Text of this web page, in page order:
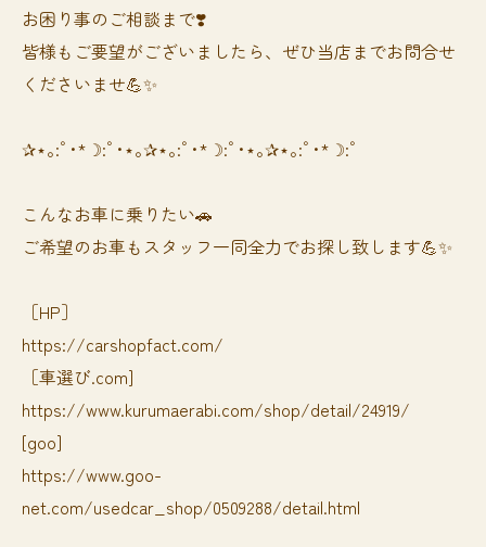
お困り事のご相談まで❣️
皆様もご要望がございましたら、ぜひ当店までお問合せ
くださいませ💪✨
✰⋆｡:ﾟ･*☽:ﾟ･⋆｡✰⋆｡:ﾟ･*☽:ﾟ･⋆｡✰⋆｡:ﾟ･*☽:ﾟ
⁡⁡⁡こんなお車に乗りたい🚗
ご希望のお車もスタッフ一同全力でお探し致します💪✨
［HP］
https://carshopfact.com/
［車選び.com]
https://www.kurumaerabi.com/shop/detail/24919/
[goo]
https://www.goo-
net.com/usedcar_shop/0509288/detail.html